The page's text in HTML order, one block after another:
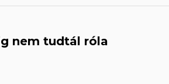
nem tudtál róla